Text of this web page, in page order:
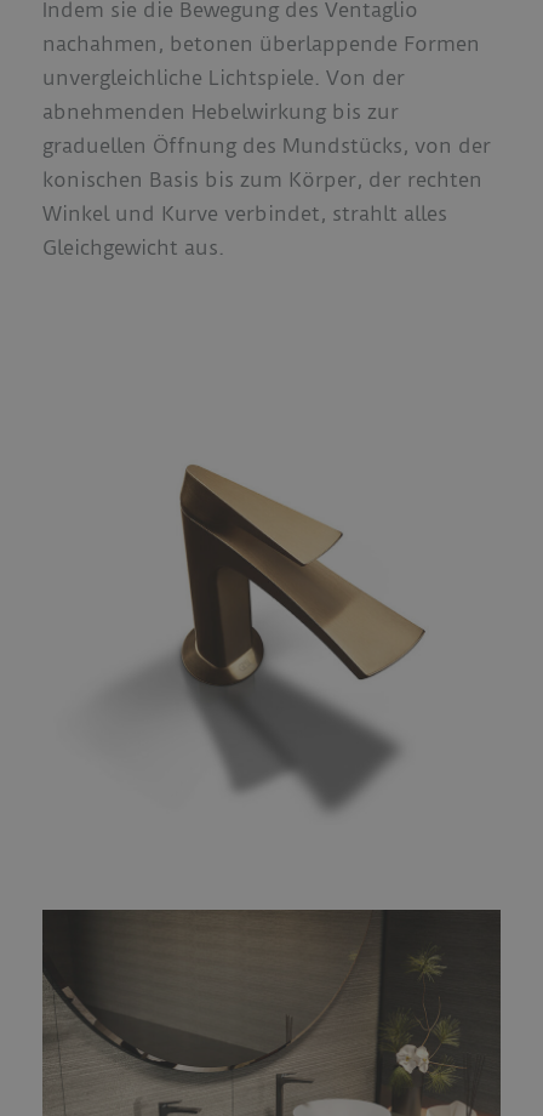
Indem sie die Bewegung des Ventaglio
nachahmen, betonen überlappende Formen
unvergleichliche Lichtspiele. Von der
abnehmenden Hebelwirkung bis zur
graduellen Öffnung des Mundstücks, von der
konischen Basis bis zum Körper, der rechten
Winkel und Kurve verbindet, strahlt alles
Gleichgewicht aus.